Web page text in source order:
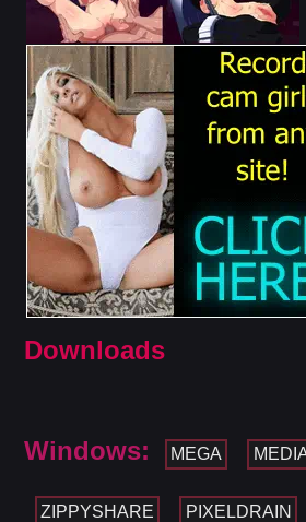
Downloads
Windows: MEGA
ZIPPYSHARE PIXELDRAIN